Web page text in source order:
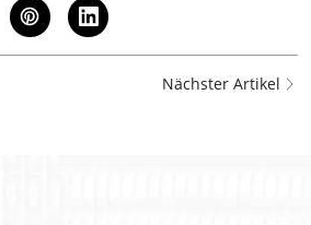
Nächster Artikel